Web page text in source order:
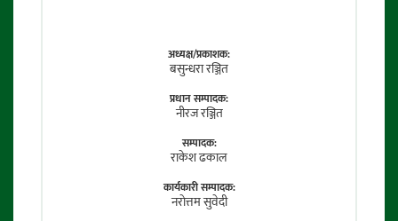
अध्यक्ष/प्रकाशक:
बसुन्धरा रञ्जित
प्रधान सम्पादक:
नीरज रञ्जित
सम्पादक:
राकेश ढकाल
कार्यकारी सम्पादक:
नराेत्तम सुवेदी